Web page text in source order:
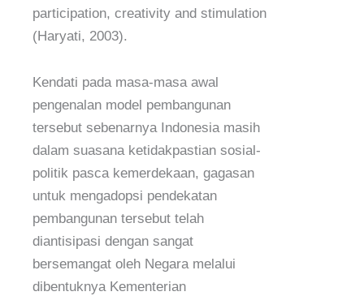
participation, creativity and stimulation
(Haryati, 2003).
Kendati pada masa-masa awal
pengenalan model pembangunan
tersebut sebenarnya Indonesia masih
dalam suasana ketidakpastian sosial-
politik pasca kemerdekaan, gagasan
untuk mengadopsi pendekatan
pembangunan tersebut telah
diantisipasi dengan sangat
bersemangat oleh Negara melalui
dibentuknya Kementerian